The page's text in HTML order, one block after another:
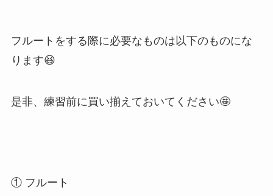
フルートをする際に必要なものは以下のものにな
ります😆
是非、練習前に買い揃えておいてください🤩
① フルート